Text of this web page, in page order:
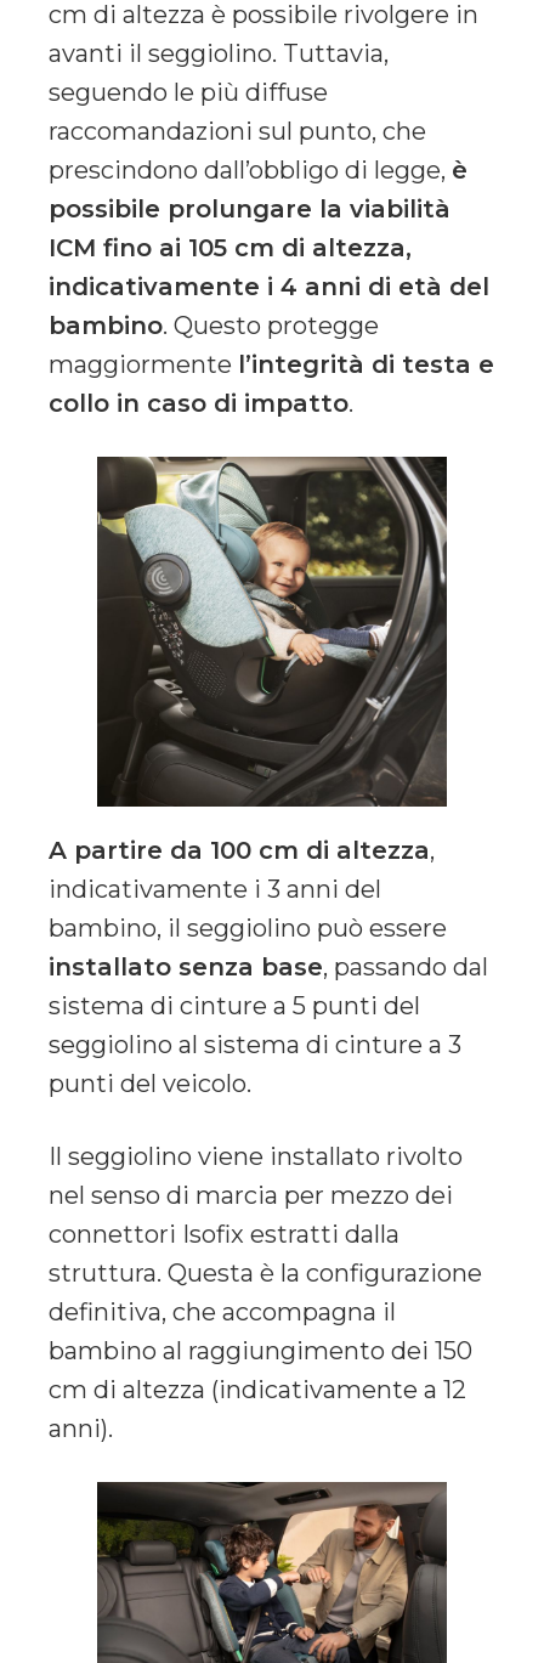
cm di altezza è possibile rivolgere in
avanti il seggiolino. Tuttavia,
seguendo le più diffuse
raccomandazioni sul punto, che
prescindono dall’obbligo di legge, è
possibile prolungare la viabilità
ICM fino ai 105 cm di altezza,
indicativamente i 4 anni di età del
bambino. Questo protegge
maggiormente l’integrità di testa e
collo in caso di impatto.
A partire da 100 cm di altezza,
indicativamente i 3 anni del
bambino, il seggiolino può essere
installato senza base, passando dal
sistema di cinture a 5 punti del
seggiolino al sistema di cinture a 3
punti del veicolo.
Il seggiolino viene installato rivolto
nel senso di marcia per mezzo dei
connettori Isofix estratti dalla
struttura. Questa è la configurazione
definitiva, che accompagna il
bambino al raggiungimento dei 150
cm di altezza (indicativamente a 12
anni).